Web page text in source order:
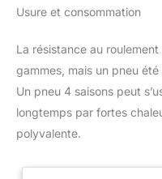
Usure et consommation
La résistance au
gammes, mais un pneu
Un pneu 4 saisons peut
longtemps par fortes
polyvalente.